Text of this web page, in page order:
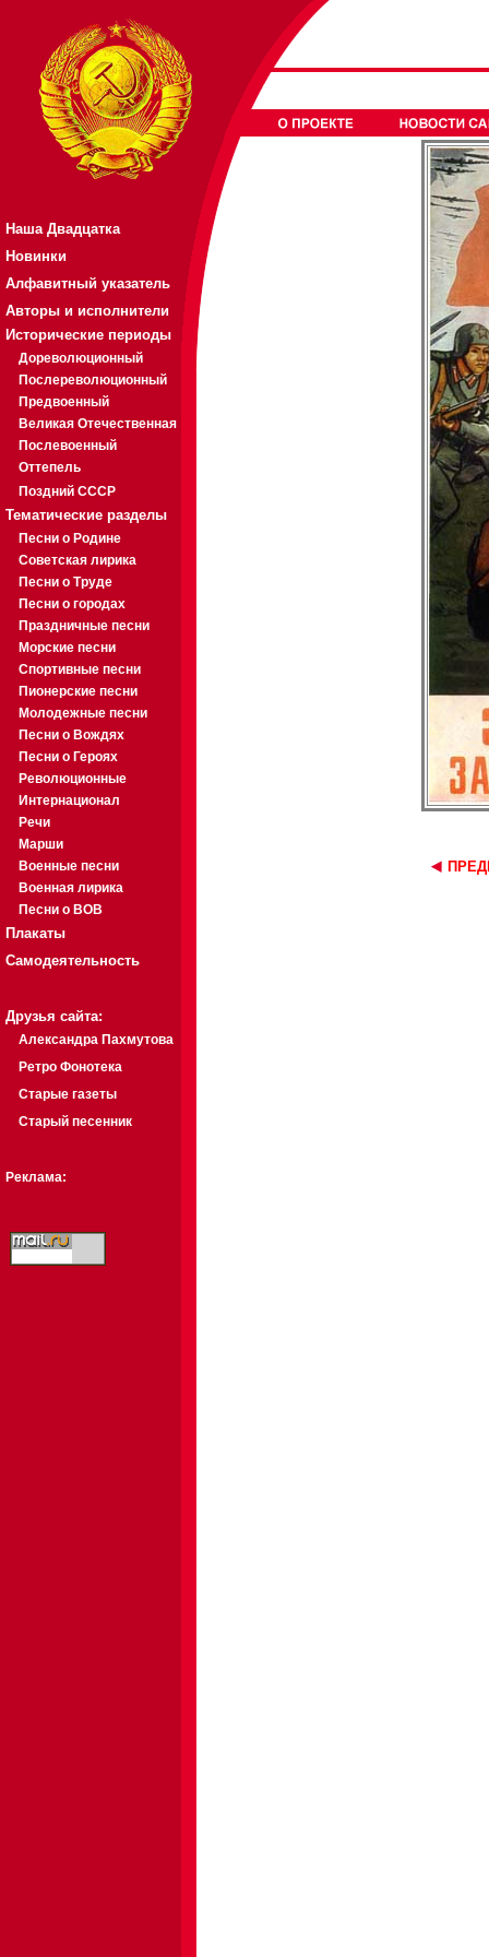
Наша Двадцатка
Новинки
Алфавитный указатель
Авторы и исполнители
Исторические периоды
Дореволюционный
Послереволюционный
Предвоенный
Великая Отечественная
Послевоенный
Оттепель
Поздний СССР
Тематические разделы
Песни о Родине
Советская лирика
Песни о Труде
Песни о городах
Праздничные песни
Морские песни
Спортивные песни
Пионерские песни
Молодежные песни
Песни о Вождях
Песни о Героях
Революционные
Интернационал
Речи
Марши
Военные песни
Военная лирика
Песни о ВОВ
Плакаты
Самодеятельность
Друзья сайта:
Александра Пахмутова
Ретро Фонотека
Старые газеты
Старый песенник
Реклама: